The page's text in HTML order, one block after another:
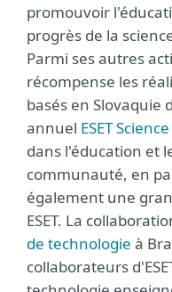
promouvoir
progrès de la
Parmi ses autres
récompense les
basés en Slovaquie
annuel ESET
dans l'éducation et
communauté, en
également une
ESET. La
de technologie à
collaborateurs